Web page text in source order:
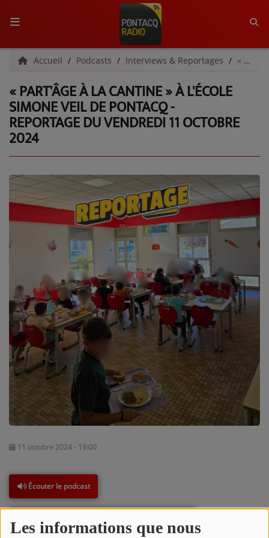
Les informations que nous
ACCUEIL
RADIO
QUI SOMMES-NOUS ?
L'ÉQUIPE
C'ÉTAIT QUOI CE TITRE ?
PODCASTS - SAISON 2026/2027
NOS PROGRAMMES COURTS
ARCHIVES - SAISONS PASSÉES
VOS ÉMISSIONS EN IMAGES
PHOTOS
ANNONCEURS & ESPACE PRO
VOTRE PUBLICITÉ SUR PONTACQ RADIO
L'INFORMATION
EN QUOI ÇA CONSISTE ?
Accueil Podcasts Interviews & Reportages « Part'Âge à la Cantine » à l'école Simone Veil de Pontacq - Reportage du vendredi 11 octobre 2024
« PART'ÂGE À LA CANTINE » À L'ÉCOLE
SIMONE VEIL DE PONTACQ -
REPORTAGE DU VENDREDI 11 OCTOBRE
2024
11 octobre 2024 - 19:00
Écouter le podcast